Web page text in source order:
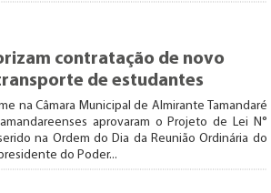
contratação de novo
de estudantes
na Câmara Municipal de Almirante Tamandaré
aprovaram o Projeto de Lei N°
na Ordem do Dia da Reunião Ordinária do
do Poder...